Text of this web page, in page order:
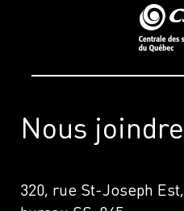
Nous joindre
320, rue St-Joseph Est,